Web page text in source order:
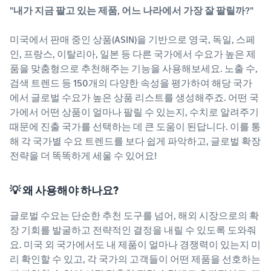
"내가 지금 팔고 있는 제품, 어느 나라에서 가장 잘 팔릴까?"
미국에서 판매 중인 상품(ASIN)을 기반으로 영국, 독일, 스페
인, 프랑스, 이탈리아, 일본 등 다른 국가에서 수요가 높은 제
품을 맞춤형으로 추천해주는 기능을 사용해보세요. 노출 수,
검색 트렌드 등 150개의 다양한 속성을 평가하여 해당 국가
에서 글로벌 수요가 높은 상품 리스트를 생성해주죠. 어떤 국
가에서 어떤 상품이 얼마나 팔릴 수 있는지, 수치로 알려주기
때문에 진출 국가를 선택하는 데 큰 도움이 된답니다. 이를 통
해 각 국가별 수요 트렌드를 보다 쉽게 파악하고, 글로벌 확장
전략을 더 똑똑하게 세울 수 있어요!
💡 왜 사용해야 하나요?
글로벌 수요는 단순한 추천 도구를 넘어, 해외 시장으로의 확
장 기회를 발굴하고 전략적인 결정을 내릴 수 있도록 도와줘
요. 미국 외 국가에서도 내 제품이 얼마나 경쟁력이 있는지 미
리 확인할 수 있고, 각 국가의 고객들이 어떤 제품을 선호하는